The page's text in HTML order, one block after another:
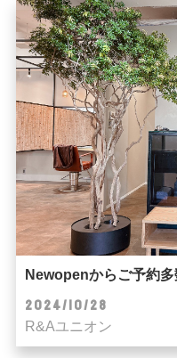
2024/10/28
R&Aユニオン